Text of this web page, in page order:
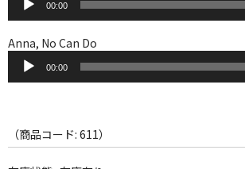
Webのみ no.2
Webのみ no.3
Webのみ no.4
Help
プ
レ
ー
ー
00:00
Anna, No Can Do
プ
ヤ
ー
00:00
（商品コード: 611）